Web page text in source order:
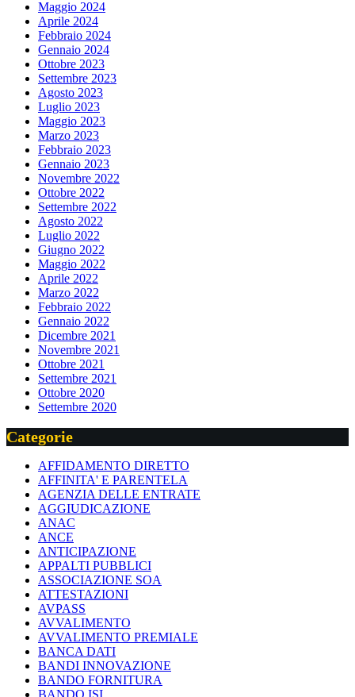
Maggio 2024
Aprile 2024
Febbraio 2024
Gennaio 2024
Ottobre 2023
Settembre 2023
Agosto 2023
Luglio 2023
Maggio 2023
Marzo 2023
Febbraio 2023
Gennaio 2023
Novembre 2022
Ottobre 2022
Settembre 2022
Agosto 2022
Luglio 2022
Giugno 2022
Maggio 2022
Aprile 2022
Marzo 2022
Febbraio 2022
Gennaio 2022
Dicembre 2021
Novembre 2021
Ottobre 2021
Settembre 2021
Ottobre 2020
Settembre 2020
Categorie
AFFIDAMENTO DIRETTO
AFFINITA' E PARENTELA
AGENZIA DELLE ENTRATE
AGGIUDICAZIONE
ANAC
ANCE
ANTICIPAZIONE
APPALTI PUBBLICI
ASSOCIAZIONE SOA
ATTESTAZIONI
AVPASS
AVVALIMENTO
AVVALIMENTO PREMIALE
BANCA DATI
BANDI INNOVAZIONE
BANDO FORNITURA